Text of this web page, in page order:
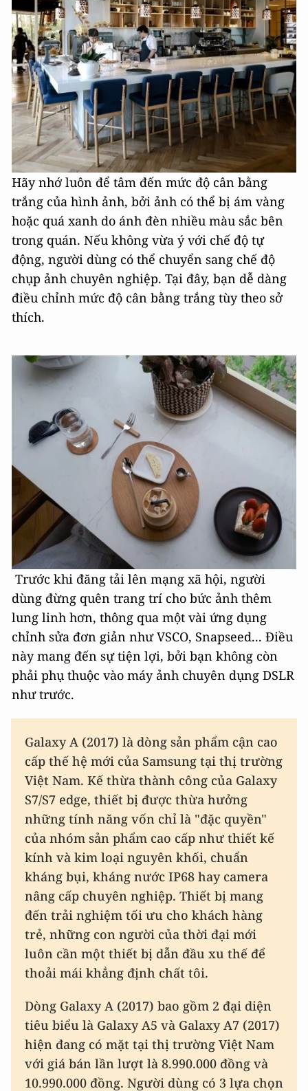
Hãy nhớ luôn để tâm đến mức độ cân bằng
trắng của hình ảnh, bởi ảnh có thể bị ám vàng
hoặc quá xanh do ánh đèn nhiều màu sắc bên
trong quán. Nếu không vừa ý với chế độ tự
động, người dùng có thể chuyển sang chế độ
chụp ảnh chuyên nghiệp. Tại đây, bạn dễ dàng
điều chỉnh mức độ cân bằng trắng tùy theo sở
thích.
Trước khi đăng tải lên mạng xã hội, người
dùng đừng quên trang trí cho bức ảnh thêm
lung linh hơn, thông qua một vài ứng dụng
chỉnh sửa đơn giản như VSCO, Snapseed... Điều
này mang đến sự tiện lợi, bởi bạn không còn
phải phụ thuộc vào máy ảnh chuyên dụng DSLR
như trước.
Galaxy A (2017) là dòng sản phẩm cận cao
cấp thế hệ mới của Samsung tại thị trường
Việt Nam. Kế thừa thành công của Galaxy
S7/S7 edge, thiết bị được thừa hưởng
những tính năng vốn chỉ là "đặc quyền"
của nhóm sản phẩm cao cấp như thiết kế
kính và kim loại nguyên khối, chuẩn
kháng bụi, kháng nước IP68 hay camera
nâng cấp chuyên nghiệp. Thiết bị mang
đến trải nghiệm tối ưu cho khách hàng
trẻ, những con người của thời đại mới
luôn cần một thiết bị dẫn đầu xu thế để
thoải mái khẳng định chất tôi.
Dòng Galaxy A (2017) bao gồm 2 đại diện
tiêu biểu là Galaxy A5 và Galaxy A7 (2017)
hiện đang có mặt tại thị trường Việt Nam
với giá bán lần lượt là 8.990.000 đồng và
10.990.000 đồng. Người dùng có 3 lựa chọn